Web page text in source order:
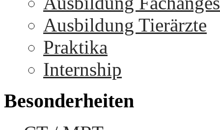
Ausbildung Tierärzte
Praktika
Internship
Besonderheiten